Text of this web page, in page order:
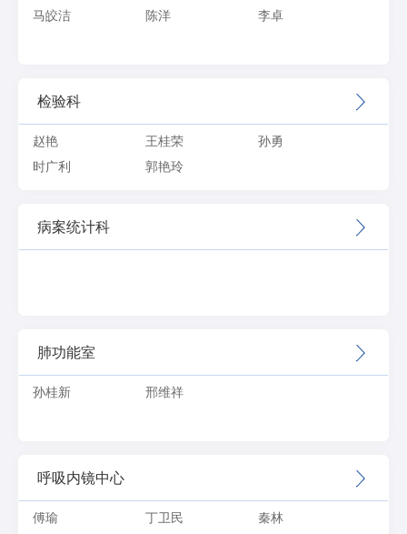
马皎洁 陈洋 李卓
检验科
赵艳 王桂荣
孙勇
时广利
郭艳玲
病案统计科
肺功能室
孙桂新 邢维祥
呼吸内镜中心
傅瑜 丁卫民
秦林